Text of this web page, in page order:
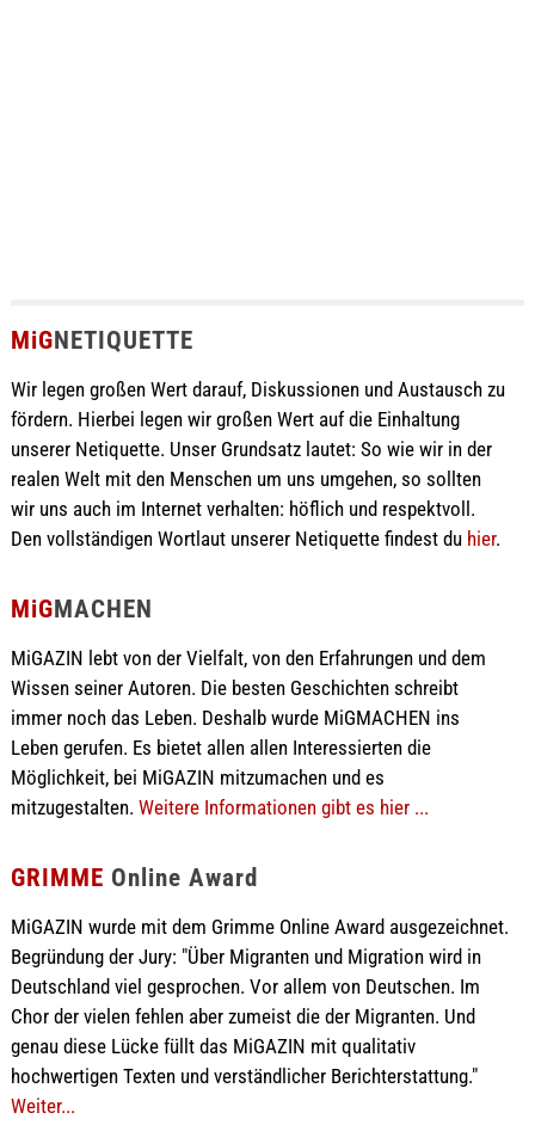
MiGNETIQUETTE
Wir legen großen Wert darauf, Diskussionen und Austausch zu
fördern. Hierbei legen wir großen Wert auf die Einhaltung
unserer Netiquette. Unser Grundsatz lautet: So wie wir in der
realen Welt mit den Menschen um uns umgehen, so sollten
wir uns auch im Internet verhalten: höflich und respektvoll.
Den vollständigen Wortlaut unserer Netiquette findest du hier.
MiGMACHEN
MiGAZIN lebt von der Vielfalt, von den Erfahrungen und dem
Wissen seiner Autoren. Die besten Geschichten schreibt
immer noch das Leben. Deshalb wurde MiGMACHEN ins
Leben gerufen. Es bietet allen allen Interessierten die
Möglichkeit, bei MiGAZIN mitzumachen und es
mitzugestalten. Weitere Informationen gibt es hier ...
GRIMME Online Award
MiGAZIN wurde mit dem Grimme Online Award ausgezeichnet.
Begründung der Jury: "Über Migranten und Migration wird in
Deutschland viel gesprochen. Vor allem von Deutschen. Im
Chor der vielen fehlen aber zumeist die der Migranten. Und
genau diese Lücke füllt das MiGAZIN mit qualitativ
hochwertigen Texten und verständlicher Berichterstattung."
Weiter...